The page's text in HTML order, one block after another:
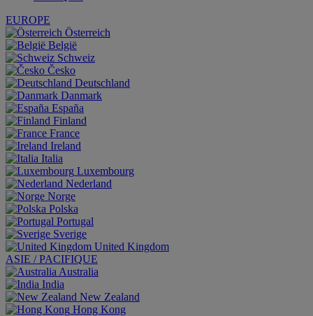
EUROPE
Österreich
België
Schweiz
Česko
Deutschland
Danmark
España
Finland
France
Ireland
Italia
Luxembourg
Nederland
Norge
Polska
Portugal
Sverige
United Kingdom
ASIE / PACIFIQUE
Australia
India
New Zealand
Hong Kong